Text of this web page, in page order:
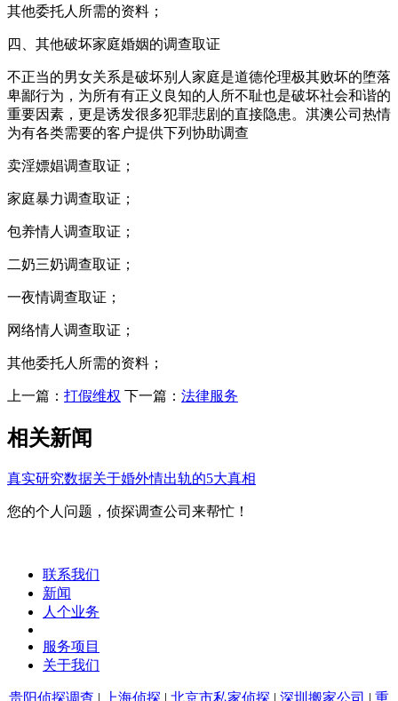
其他委托人所需的资料；
四、其他破坏家庭婚姻的调查取证
不正当的男女关系是破坏别人家庭是道德伦理极其败坏的堕落
卑鄙行为，为所有有正义良知的人所不耻也是破坏社会和谐的
重要因素，更是诱发很多犯罪悲剧的直接隐患。淇澳公司热情
为有各类需要的客户提供下列协助调查
卖淫嫖娼调查取证；
家庭暴力调查取证；
包养情人调查取证；
二奶三奶调查取证；
一夜情调查取证；
网络情人调查取证；
其他委托人所需的资料；
上一篇： 打假维权 下一篇： 法律服务
相关新闻
真实研究数据关于婚外情出轨的5大真相
您的个人问题，侦探调查公司来帮忙！
联系我们
新闻
人个业务
服务项目
关于我们
贵阳侦探调查 | 上海侦探 | 北京市私家侦探 | 深圳搬家公司 | 重